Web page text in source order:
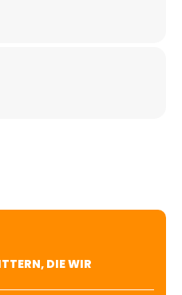
DIE WIR